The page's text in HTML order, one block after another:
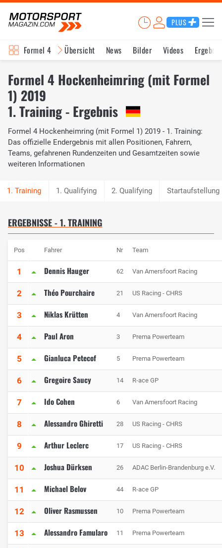
PLUS
Formel 4 Übersicht News Bilder Videos
Formel 4 Hockenheimring (mit Formel
1) 2019
1. Training - Ergebnis
Formel 4 Hockenheimring (mit Formel 1) 2019 - 1. Training:
Das offizielle Endergebnis mit allen Positionen, Fahrern,
Teams, gefahrenen Rundenzeiten und Gesamtzeiten sowie
weiteren Informationen
1. Qualifying 2. Qualifying Startaufstellung
ERGEBNISSE - 1. TRAINING
Pos Fahrer Nr Team
1 Dennis Hauger 62 Van Amersfoort Racing
2 Théo Pourchaire 21 US Racing - CHRS
3 Niklas Krütten 4 Van Amersfoort Racing
4 Paul Aron 3 Prema Powerteam
5 Gianluca Petecof 5 Prema Powerteam
6 Gregoire Saucy 14 R-ace GP
7 Ido Cohen 6 Van Amersfoort Racing
8 Alessandro Ghiretti 28 US Racing - CHRS
9 Arthur Leclerc 17 US Racing - CHRS
10 Joshua Dürksen 26 ADAC Berlin-Brandenburg e.V.
11 Michael Belov 44 R-ace GP
12 Oliver Rasmussen 10 Prema Powerteam
13 Alessandro Famularo 11 Prema Powerteam